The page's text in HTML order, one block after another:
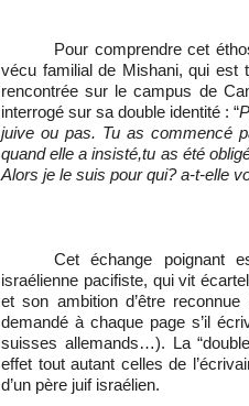
Pour comprendre cet
vécu familial de Mishani, qui est
rencontrée sur le campus de
interrogé sur sa double identité : “
juive ou pas. Tu as commencé
quand elle a insisté,tu as été
Alors je le suis pour qui? a-t-elle
Cet échange poignant
israélienne pacifiste, qui vit
et son ambition d’être
demandé à chaque page s’il
suisses allemands…). La
effet tout autant celles de
d’un père juif israélien.